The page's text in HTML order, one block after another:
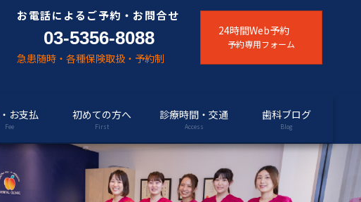
お電話によるご予約・お問合せ
03-5356-8088
急患随時・各種保険取扱・予約制
24時間Web予約
予約専用フォーム
お支払
Fee
初めての方へ
First
診療時間・交通
Access
歯科ブログ
Blog